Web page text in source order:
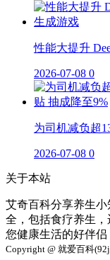
性能大提升
2026-07-08 0
为司机减负超
2026-07-08 0
关于本站
艾奇百科分享养生
全，包括食疗养生
您健康生活的好伴侣
Copyright @ 就爱百科